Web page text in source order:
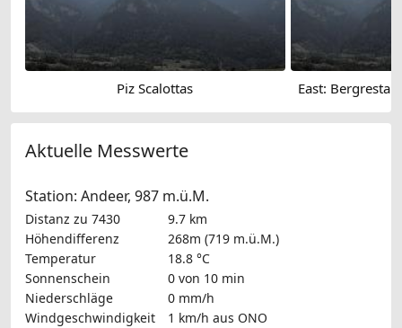
Piz Scalottas
Aktuelle Messwerte
Station: Andeer, 987 m.ü.M.
Distanz zu 7430
9.7 km
Höhendifferenz
268m (719 m.ü.M.)
Temperatur
18.8 °C
Sonnenschein
0 von 10 min
Niederschläge
0 mm/h
Windgeschwindigkeit
1 km/h aus ONO